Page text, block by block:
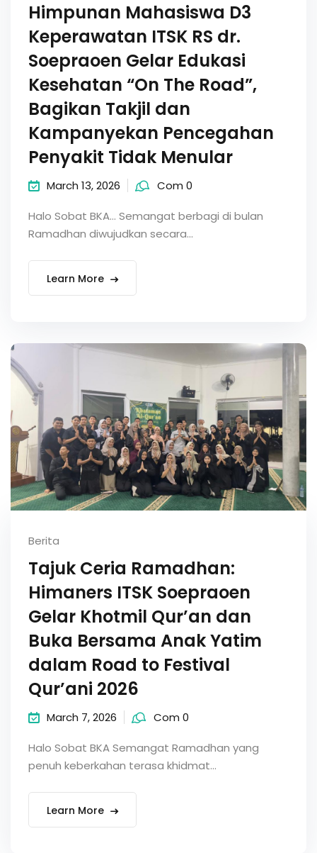
Himpunan Mahasiswa D3
Keperawatan ITSK RS dr.
Soepraoen Gelar Edukasi
Kesehatan “On The Road”,
Bagikan Takjil dan
Kampanyekan Pencegahan
Penyakit Tidak Menular
March 13, 2026 Com 0
Halo Sobat BKA… Semangat berbagi di bulan
Ramadhan diwujudkan secara...
Learn More
Berita
Tajuk Ceria Ramadhan:
Himaners ITSK Soepraoen
Gelar Khotmil Qur’an dan
Buka Bersama Anak Yatim
dalam Road to Festival
Qur’ani 2026
March 7, 2026 Com 0
Halo Sobat BKA Semangat Ramadhan yang
penuh keberkahan terasa khidmat...
Learn More